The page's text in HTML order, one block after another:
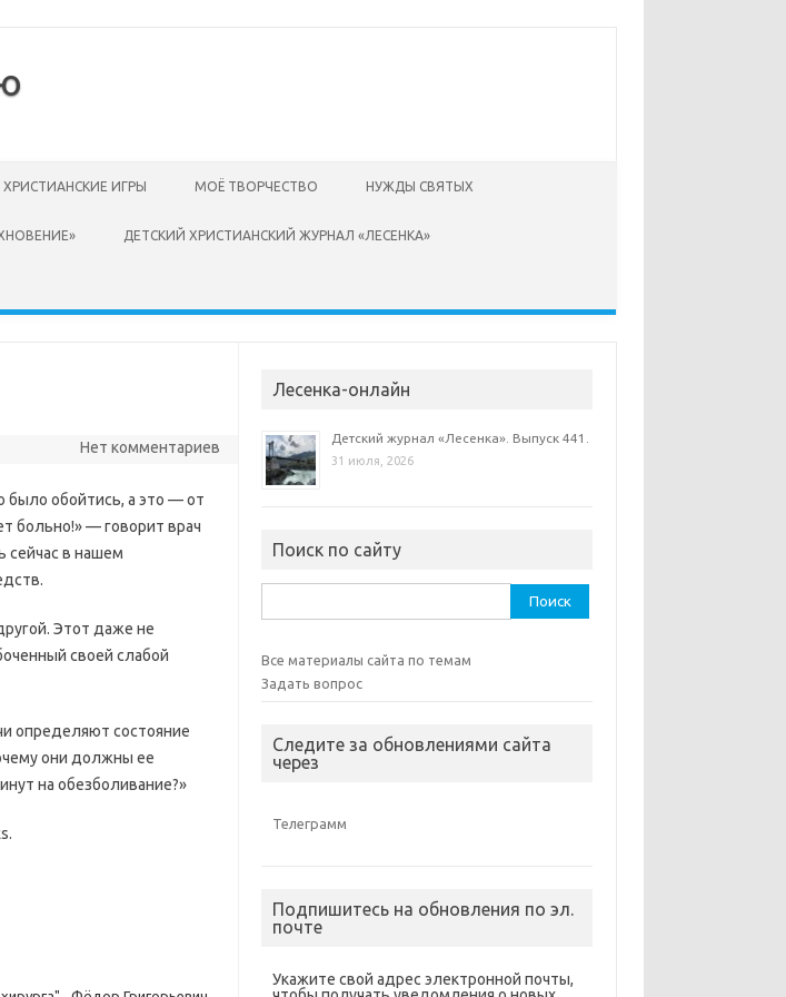
ХРИСТИАНСКИЕ ИГРЫ МОЁ ТВОРЧЕСТВО НУЖДЫ СВЯТЫХ
ДЕТСКИЙ ХРИСТИАНСКИЙ ЖУРНАЛ «ЛЕСЕНКА»
Нет комментариев
было обойтись, а это — от
больно!» — говорит врач
сейчас в нашем
Этот даже не
своей слабой
определяют состояние
они должны ее
на обезболивание?»
Лесенка-онлайн
Детский журнал «Лесенка». Выпуск 441.
31 июля, 2026
Поиск по сайту
Все материалы сайта по темам
Задать вопрос
Следите за обновлениями сайта
через
Телеграмм
Подпишитесь на обновления по эл.
почте
Укажите свой адрес электронной почты,